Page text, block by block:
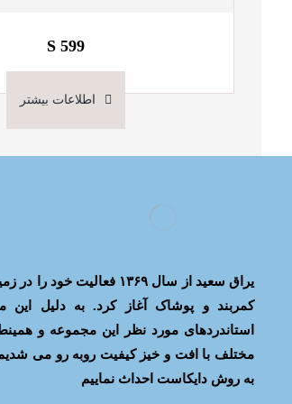
S 599
اطلاعات بیشتر
یراق سعید از سال ۱۳۶۹
کمربند و پوشاک آغاز کرد. به دلیل این
استاندردهای مورد نظر این مجموعه و
به روش دایکاست احداث نماییم